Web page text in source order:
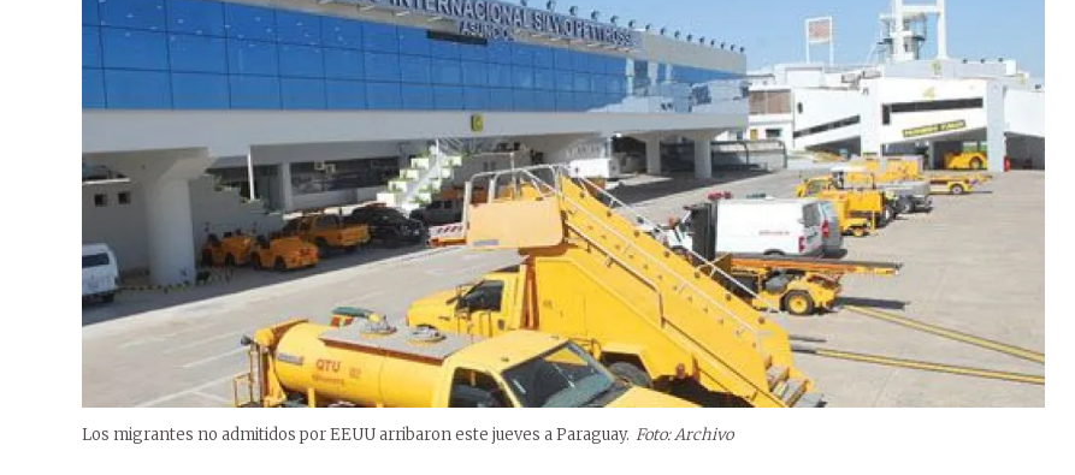
Los migrantes no admitidos por EEUU arribaron este jueves a Paraguay. Foto: Archivo